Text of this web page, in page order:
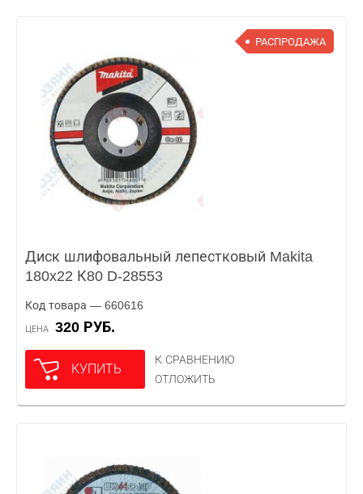
РАСПРОДАЖА
Диск шлифовальный лепестковый Makita
180x22 К80 D-28553
Код товара — 660616
ЦЕНА 320 РУБ.
КУПИТЬ
К СРАВНЕНИЮ
ОТЛОЖИТЬ